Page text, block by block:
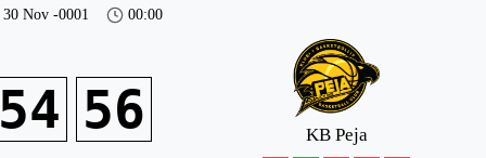
30 Nov -0001 00:00
54 56 KB Peja